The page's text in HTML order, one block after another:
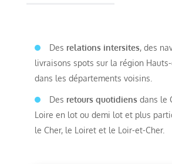
Des relations intersites, des
livraisons spots sur la région
dans les départements voisins.
Des retours quotidiensdans le
Loire en lot ou demi lot et plus
le Cher, le Loiret et le Loir-et-Cher.